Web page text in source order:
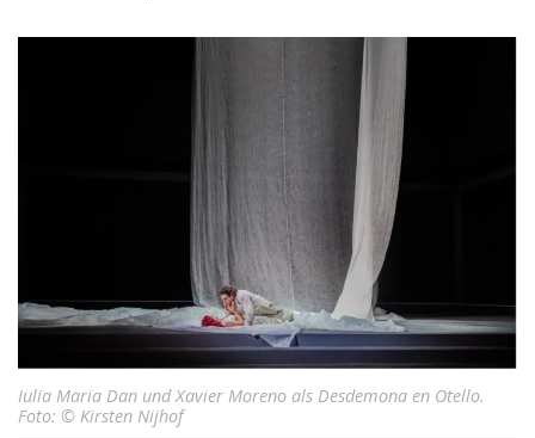
Iulia Maria Dan und Xavier Moreno als Desdemona en Otello.
Foto: © Kirsten Nijhof